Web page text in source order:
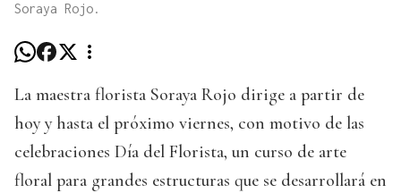
Soraya Rojo.
La maestra florista Soraya Rojo dirige a partir de
hoy y hasta el próximo viernes, con motivo de las
celebraciones Día del Florista, un curso de arte
floral para grandes estructuras que se desarrollará en